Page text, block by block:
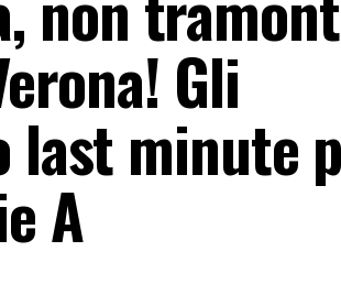
Gli
last minute
A